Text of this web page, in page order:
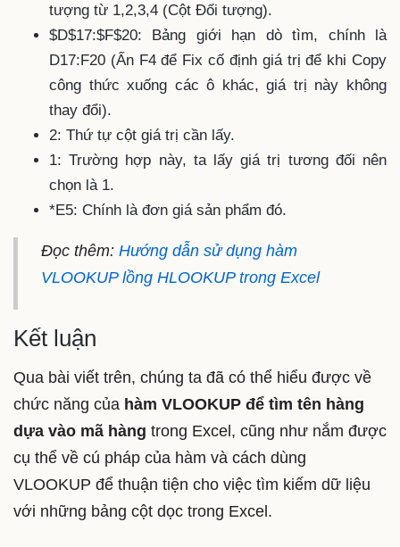
tượng từ 1,2,3,4 (Cột Đối tượng).
$D$17:$F$20: Bảng giới hạn dò tìm, chính là
D17:F20 (Ấn F4 để Fix cố định giá trị để khi Copy
công thức xuống các ô khác, giá trị này không
thay đổi).
2: Thứ tự cột giá trị cần lấy.
1: Trường hợp này, ta lấy giá trị tương đối nên
chọn là 1.
*E5: Chính là đơn giá sản phẩm đó.
Đọc thêm: Hướng dẫn sử dụng hàm
VLOOKUP lồng HLOOKUP trong Excel
Kết luận
Qua bài viết trên, chúng ta đã có thể hiểu được về
chức năng của hàm VLOOKUP để tìm tên hàng
dựa vào mã hàng trong Excel, cũng như nắm được
cụ thể về cú pháp của hàm và cách dùng
VLOOKUP để thuận tiện cho việc tìm kiếm dữ liệu
với những bảng cột dọc trong Excel.